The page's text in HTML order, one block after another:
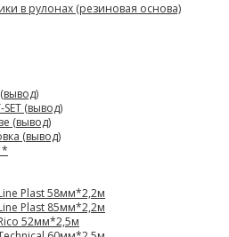
в рулонах (резиновая основа)
(вывод)
(вывод)
(вывод)
*
Plast 58мм*2,2м
Plast 85мм*2,2м
52мм*2,5м